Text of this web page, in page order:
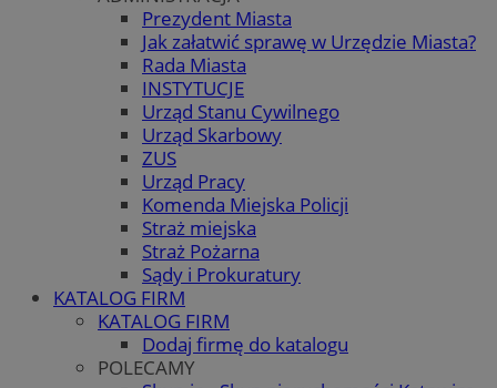
Prezydent Miasta
Jak załatwić sprawę w Urzędzie Miasta?
Rada Miasta
INSTYTUCJE
Urząd Stanu Cywilnego
Urząd Skarbowy
ZUS
Urząd Pracy
Komenda Miejska Policji
Straż miejska
Straż Pożarna
Sądy i Prokuratury
KATALOG FIRM
KATALOG FIRM
Dodaj firmę do katalogu
POLECAMY